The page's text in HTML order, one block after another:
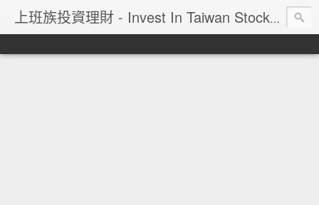
上班族投資理財 - Invest In Taiwan Stock Market